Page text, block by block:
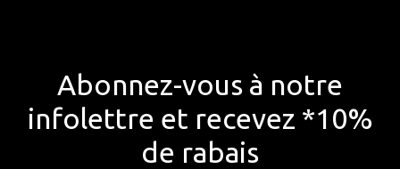
Abonnez-vous à notre
infolettre et recevez *10%
de rabais